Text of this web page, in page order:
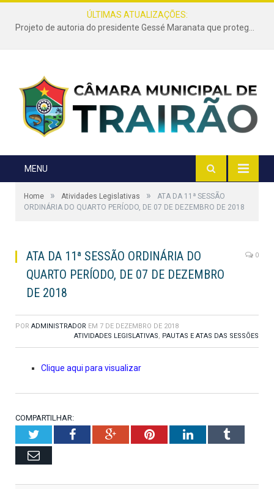
ÚLTIMAS ATUALIZAÇÕES:
Projeto de autoria do presidente Gessé Maranata que protege as estradas vicinais de Trairão é transformado em lei
MENU
Home » Atividades Legislativas »
ATA DA 11ª SESSÃO
ORDINÁRIA DO QUARTO PERÍODO, DE 07 DE DEZEMBRO DE 2018
ATA DA 11ª SESSÃO ORDINÁRIA DO
QUARTO PERÍODO, DE 07 DE DEZEMBRO
DE 2018
0
POR ADMINISTRADOR EM 7 DE DEZEMBRO DE 2018
ATIVIDADES LEGISLATIVAS, PAUTAS E ATAS DAS SESSÕES
Clique aqui para visualizar
COMPARTILHAR:
TwitterFacebookGoogle+PinterestLinkedInTumblr
Email